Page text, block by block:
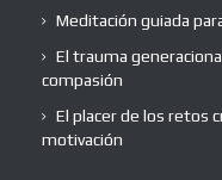
Meditación guiada
El trauma
compasión
El placer de los retos
motivación